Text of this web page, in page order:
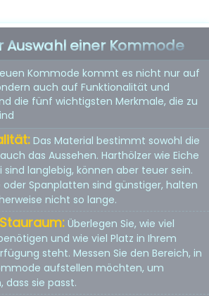
Auswahl einer Kommode
Kommode kommt es nicht nur auf
auch auf Funktionalität und
die fünf wichtigsten Merkmale, die zu
Das Material bestimmt sowohl die
das Aussehen. Harthölzer wie Eiche
sind langlebig, können aber teuer sein.
oder Spanplatten sind günstiger, halten
nicht so lange.
Überlegen Sie, wie viel
und wie viel Platz in Ihrem
steht. Messen Sie den Bereich, in
aufstellen möchten, um
dass sie passt.